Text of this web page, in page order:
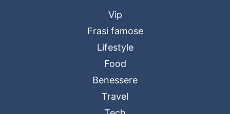
Vip
Frasi famose
Lifestyle
Food
Benessere
Travel